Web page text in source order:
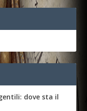
dove sta il